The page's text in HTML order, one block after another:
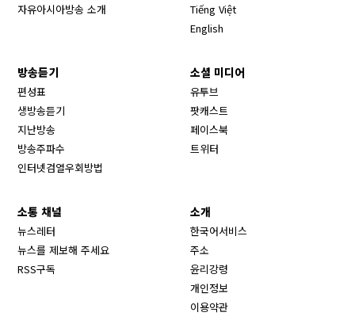
자유아시아방송 소개
Tiếng Việt
English
방송듣기
편성표
생방송듣기
지난방송
방송주파수
인터넷검열우회방법
소셜 미디어
유투브
팟캐스트
페이스북
트위터
소통 채널
뉴스레터
뉴스를 제보해 주세요
RSS구독
소개
한국어서비스
주소
윤리강령
개인정보
이용약관